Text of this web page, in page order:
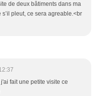
de deux bâtiments dans ma
pleut, ce sera agreable.<br
fait une petite visite ce